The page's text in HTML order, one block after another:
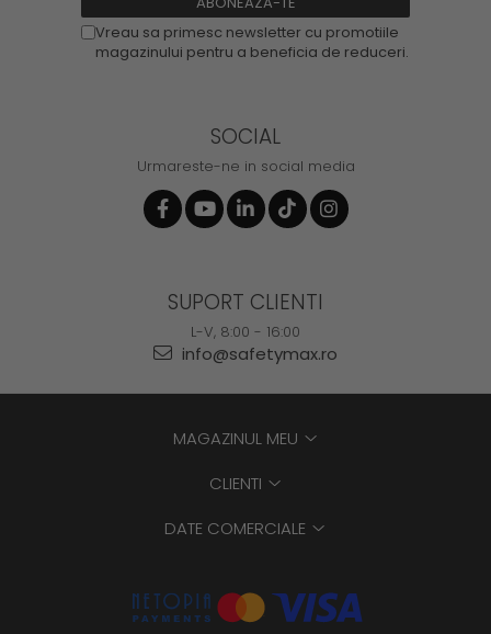
Vreau sa primesc newsletter cu promotiile
magazinului pentru a beneficia de reduceri.
SOCIAL
Urmareste-ne in social media
SUPORT CLIENTI
L-V, 8:00 - 16:00
info@safetymax.ro
MAGAZINUL MEU
CLIENTI
DATE COMERCIALE